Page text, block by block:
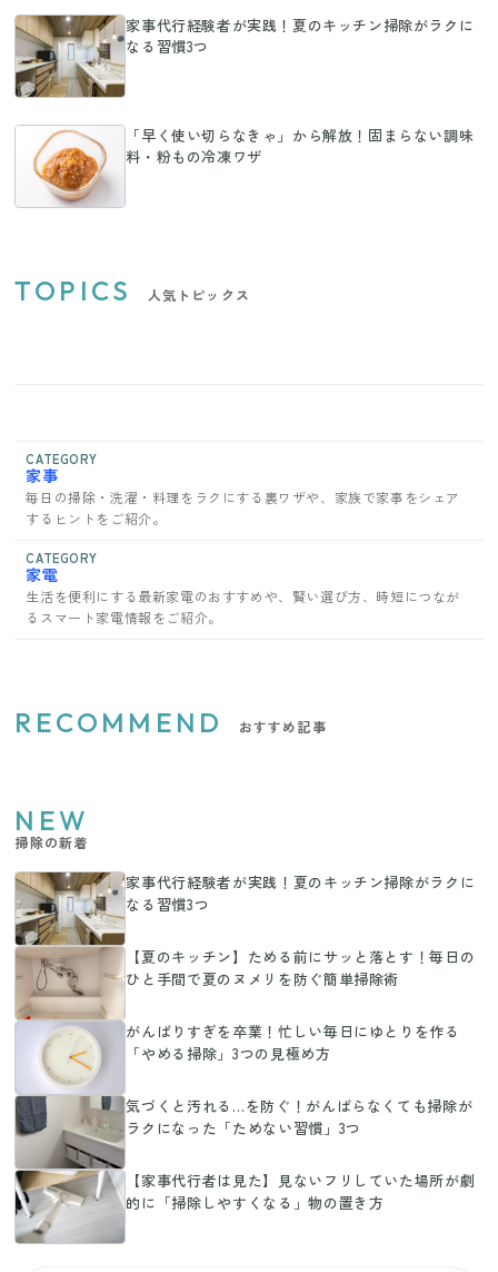
家事代行経験者が実践！夏のキッチン掃除がラクに
なる習慣3つ
「早く使い切らなきゃ」から解放！固まらない調味
料・粉もの冷凍ワザ
TOPICS 人気トピックス
CATEGORY
家事
毎日の掃除・洗濯・料理をラクにする裏ワザや、家族で家事をシェア
するヒントをご紹介。
CATEGORY
家電
生活を便利にする最新家電のおすすめや、賢い選び方、時短につなが
るスマート家電情報をご紹介。
RECOMMEND おすすめ記事
NEW
掃除の新着
家事代行経験者が実践！夏のキッチン掃除がラクに
なる習慣3つ
【夏のキッチン】ためる前にサッと落とす！毎日の
ひと手間で夏のヌメリを防ぐ簡単掃除術
がんばりすぎを卒業！忙しい毎日にゆとりを作る
「やめる掃除」3つの見極め方
気づくと汚れる…を防ぐ！がんばらなくても掃除が
ラクになった「ためない習慣」3つ
【家事代行者は見た】見ないフリしていた場所が劇
的に「掃除しやすくなる」物の置き方